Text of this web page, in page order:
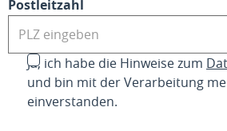
Postleitzahl
Ja, ich habe die Hinweise zum
und bin mit der Verarbeitung
einverstanden.